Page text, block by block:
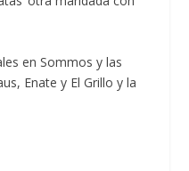
en Sommos y las
Enate y El Grillo y la